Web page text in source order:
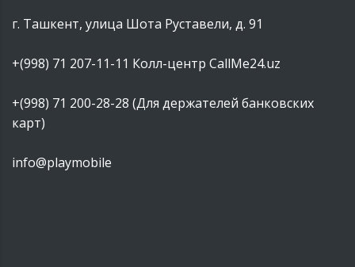
г. Ташкент, улица Шота Руставели, д. 91
+(998) 71 207-11-11 Колл-центр CallMe24.uz
+(998) 71 200-28-28 (Для держателей банковских
карт)
info@playmobile